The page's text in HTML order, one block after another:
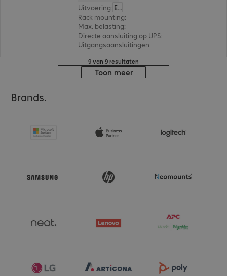
Uitvoering: Europa
Rack mounting:
Max. belasting:
Directe aansluiting op UPS:
Uitgangsaansluitingen:
9 van 9 resultaten
Toon meer
Brands.